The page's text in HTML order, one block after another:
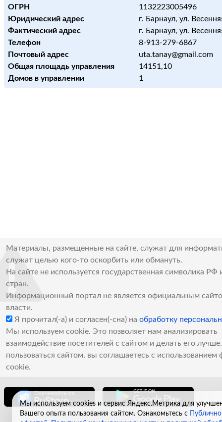
ОГРН
1132223005496
Юридический адрес
г. Барнаул, ул.
Фактический адрес
г. Барнаул, ул.
Телефон
8-913-279-6867
Почтовый адрес
uta.tanay@gmail.com
Общая площадь управления
14151,10
Домов в управлении
1
Материалы, размещенные на сайте, служат для
служат целью кого-то оскорбить или обмануть.
На сайте не используется государственная символика РФ
стран.
Информационный портал не является официальным
власти.
Я прочитал(-а) и согласен(-сна) на обработку
Мы используем cookie. Это позволяет нам анализировать
взаимодействие посетителей с сайтом и делать его
пользоваться сайтом, вы соглашаетесь с использованием
cookie.
Мы используем cookies и сервис Яндекс.Метрика для
Вашего опыта пользования сайтом. Ознакомьтесь с